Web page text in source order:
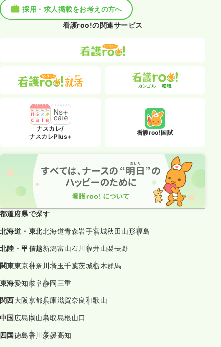
採用・求人掲載をお考えの方へ
看護roo!の関連サービス
ナスカレ/
ナスカレPlus+
看護roo!国試
都道府県で探す
北海道・東北北海道青森岩手宮城秋田山形福島
北陸・甲信越新潟富山石川福井山梨長野
関東東京神奈川埼玉千葉茨城栃木群馬
東海愛知岐阜静岡三重
関西大阪京都兵庫滋賀奈良和歌山
中国広島岡山鳥取島根山口
四国徳島香川愛媛高知